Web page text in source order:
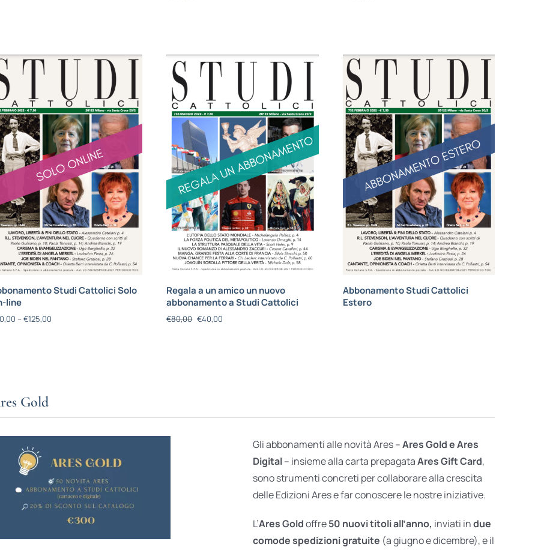
Studi Cattolici Solo
line
– €125,00
Regala a un amico un nuovo
abbonamento a Studi Cattolici
€80,00 €40,00
Abbonamento Studi Cattolici
Estero
Gold
Gli abbonamenti alle novità Ares –Ares Gold e Ares
Digital– insieme alla carta prepagataAres Gift Card,
sono strumenti concreti per collaborare alla crescita
delle Edizioni Ares e far conoscere le nostre iniziative.
L’Ares Goldoffre50 nuovi titoli all’anno, inviati indue
comode spedizioni gratuite (a giugno e dicembre), e il